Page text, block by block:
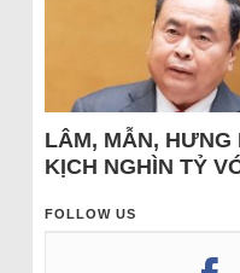
LÂM, MẪN, HƯNG
KỊCH NGHÌN TỶ
FOLLOW US